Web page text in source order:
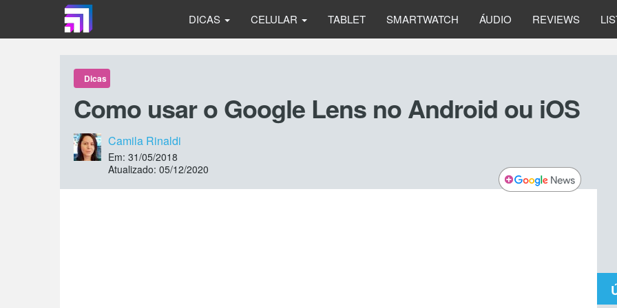
DICAS CELULAR TABLET SMARTWATCH ÁUDIO REVIEWS
Dicas
Como usar o Google Lens no Android ou iOS
Camila Rinaldi
Em: 31/05/2018
Atualizado: 05/12/2020